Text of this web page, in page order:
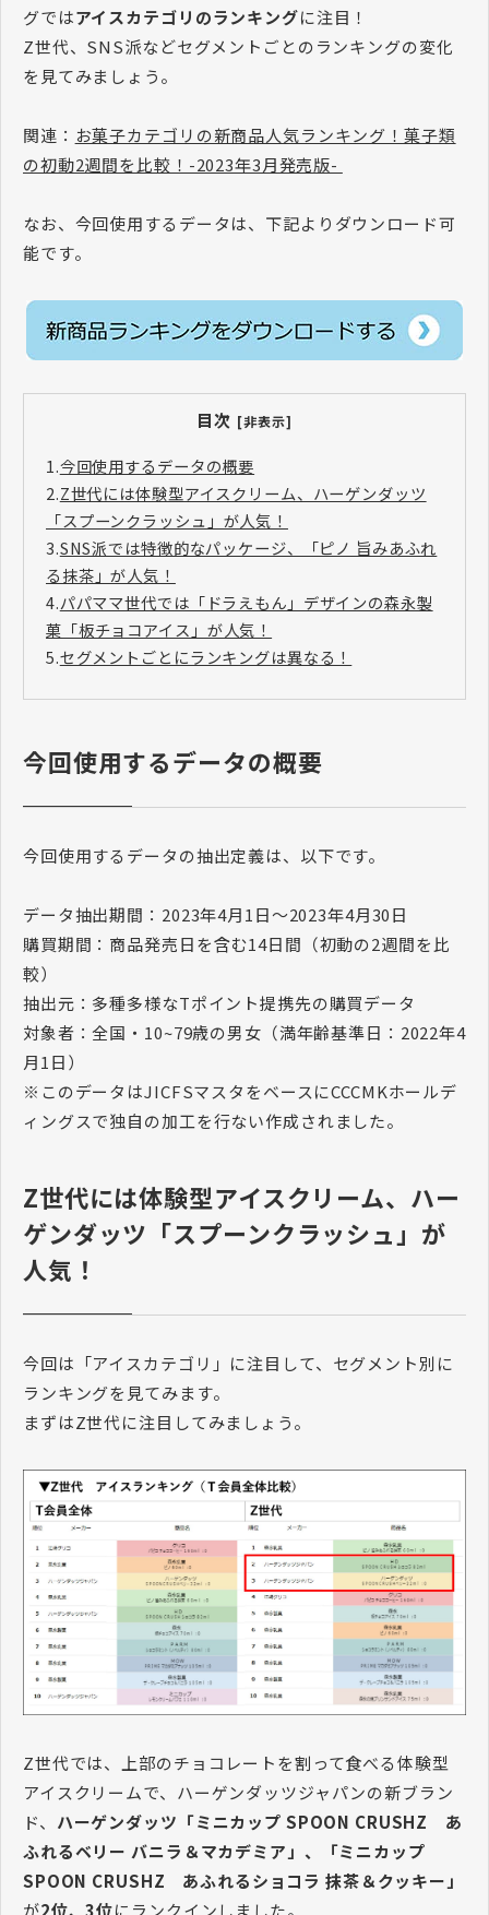
グではアイスカテゴリのランキングに注目！
Z世代、SNS派などセグメントごとのランキングの変化
を見てみましょう。
関連： お菓子カテゴリの新商品人気ランキング！菓子類
の初動2週間を比較！-2023年3月発売版-
なお、今回使用するデータは、下記よりダウンロード可
能です。
目次 [非表示]
1.今回使用するデータの概要
2.Z世代には体験型アイスクリーム、ハーゲンダッツ
「スプーンクラッシュ」が人気！
3.SNS派では特徴的なパッケージ、「ピノ 旨みあふれ
る抹茶」が人気！
4.パパママ世代では「ドラえもん」デザインの森永製
菓「板チョコアイス」が人気！
5.セグメントごとにランキングは異なる！
今回使用するデータの概要
今回使用するデータの抽出定義は、以下です。
データ抽出期間：2023年4月1日～2023年4月30日
購買期間：商品発売日を含む14日間（初動の2週間を比
較）
抽出元：多種多様なTポイント提携先の購買データ
対象者：全国・10~79歳の男女（満年齢基準日：2022年4
月1日）
※このデータはJICFSマスタをベースにCCCMKホールデ
ィングスで独自の加工を行ない作成されました。
Z世代には体験型アイスクリーム、ハー
ゲンダッツ「スプーンクラッシュ」が
人気！
今回は「アイスカテゴリ」に注目して、セグメント別に
ランキングを見てみます。
まずはZ世代に注目してみましょう。
Z世代では、上部のチョコレートを割って食べる体験型
アイスクリームで、ハーゲンダッツジャパンの新ブラン
ド、 ハーゲンダッツ「ミニカップ SPOON CRUSHZ あ
ふれるベリー バニラ＆マカデミア」、「ミニカップ
SPOON CRUSHZ あふれるショコラ 抹茶＆クッキー」
が2位、3位にランクインしました。